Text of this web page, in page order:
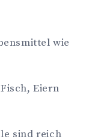
wie
Eiern
sind reich